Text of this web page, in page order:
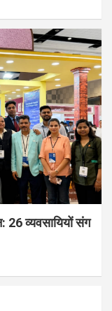
26 व्यवसायियों संग